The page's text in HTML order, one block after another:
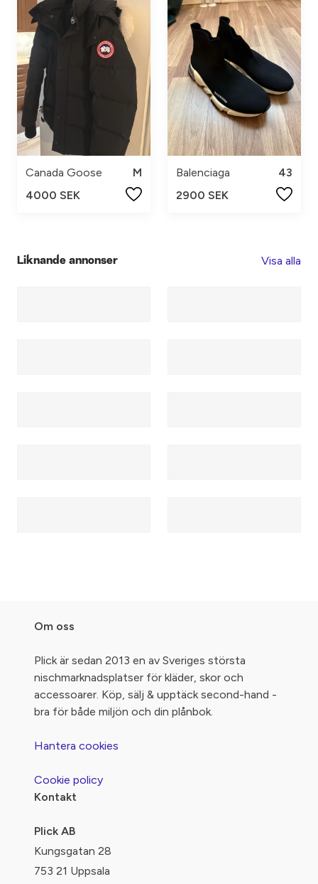
Canada Goose
M
4000 SEK
Balenciaga
43
2900 SEK
Liknande annonser Visa alla
Om oss
Plick är sedan 2013 en av Sveriges största
nischmarknadsplatser för kläder, skor och
accessoarer. Köp, sälj & upptäck second-hand -
bra för både miljön och din plånbok.
Hantera cookies
Cookie policy
Kontakt
Plick AB
Kungsgatan 28
753 21 Uppsala